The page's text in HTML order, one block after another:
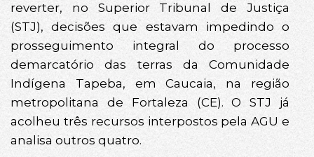
reverter, no Superior Tribunal de Justiça
(STJ), decisões que estavam impedindo o
prosseguimento integral do processo
demarcatório das terras da Comunidade
Indígena Tapeba, em Caucaia, na região
metropolitana de Fortaleza (CE). O STJ já
acolheu três recursos interpostos pela AGU e
analisa outros quatro.